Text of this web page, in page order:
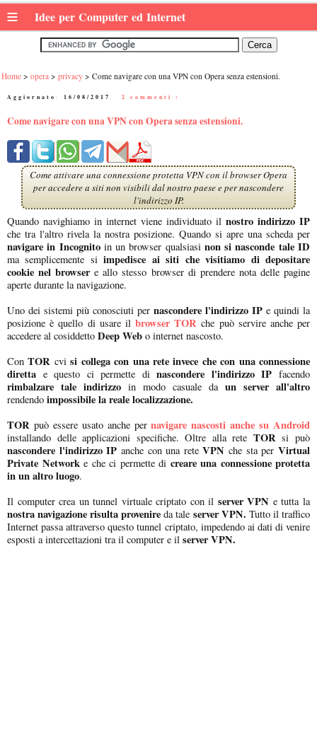
≡ Idee per Computer ed Internet
Home opera privacy Come navigare con una VPN con Opera senza estensioni.
Aggiornato: 16/08/2017 2 commenti :
Come navigare con una VPN con Opera senza estensioni.
Come attivare una connessione protetta VPN con il browser Opera
per accedere a siti non visibili dal nostro paese e per nascondere
l'indirizzo IP.
Quando navighiamo in internet viene individuato il nostro indirizzo IP
che tra l'altro rivela la nostra posizione. Quando si apre una scheda per
navigare in Incognitoin un browser qualsiasinon si nasconde tale ID
ma semplicemente siimpedisce ai siti che visitiamo di depositare
cookie nel browsere allo stesso browser di prendere nota delle pagine
aperte durante la navigazione.
Uno dei sistemi più conosciuti per nascondere l'indirizzo IP e quindi la
posizione è quello di usare il browser TOR che può servire anche per
accedere al cosiddetto Deep Web o internet nascosto.
Con TOR cvisi collega con una rete invece che con una connessione
diretta e questo ci permette dinascondere l'indirizzo IP facendo
rimbalzare tale indirizzo in modo casuale da un server all'altro
rendendo impossibile la reale localizzazione.
TOR può essere usato anche pernavigare nascosti anche su Android
installando delle applicazioni specifiche. Oltre alla rete TORsi può
nascondere l'indirizzo IP anche con una reteVPN che sta perVirtual
Private Network e che ci permette di creare una connessione protetta
in un altro luogo.
Il computer crea un tunnel virtuale criptato con il server VPN e tutta la
nostra navigazione risulta provenire da tale server VPN. Tutto il traffico
Internet passa attraverso questo tunnel criptato, impedendo ai dati di venire
esposti a intercettazioni tra il computer e il server VPN.